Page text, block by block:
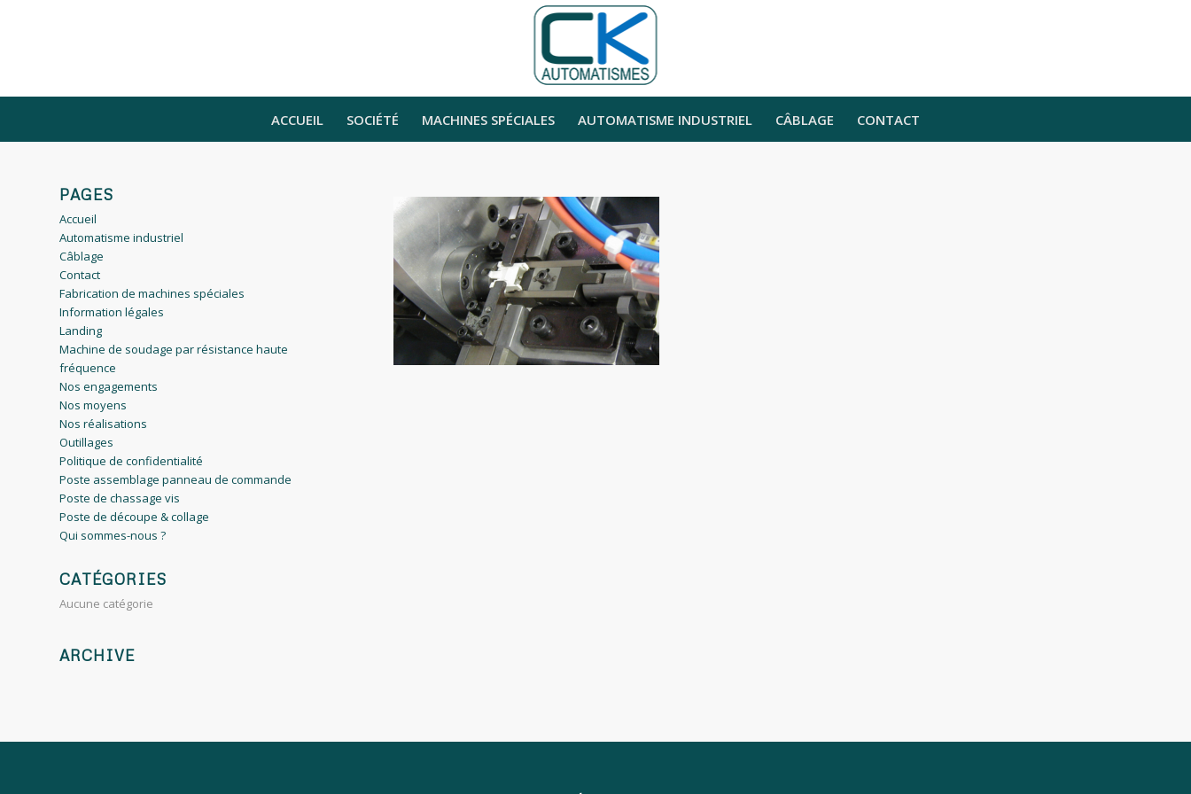
ACCUEIL SOCIÉTÉ MACHINES SPÉCIALES AUTOMATISME INDUSTRIEL CÂBLAGE CONTACT
PAGES
Accueil
Automatisme industriel
Câblage
Contact
Fabrication de machines spéciales
Information légales
Landing
Machine de soudage par résistance haute
fréquence
Nos engagements
Nos moyens
Nos réalisations
Outillages
Politique de confidentialité
Poste assemblage panneau de commande
Poste de chassage vis
Poste de découpe & collage
Qui sommes-nous ?
CATÉGORIES
Aucune catégorie
ARCHIVE